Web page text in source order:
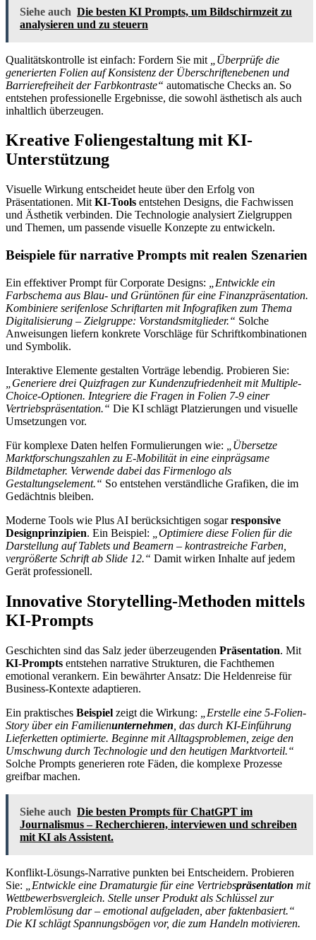
Siehe auch Die besten KI Prompts, um Bildschirmzeit zu
analysieren und zu steuern
Qualitätskontrolle ist einfach: Fordern Sie mit
„Überprüfe die
generierten Folien auf Konsistenz der Überschriftenebenen und
Barrierefreiheit der Farbkontraste“ automatische Checks an. So
entstehen professionelle Ergebnisse, die sowohl ästhetisch als auch
inhaltlich überzeugen.
Kreative Foliengestaltung mit KI-
Unterstützung
Visuelle Wirkung entscheidet heute über den Erfolg von
Präsentationen. Mit KI-Tools entstehen Designs, die Fachwissen
und Ästhetik verbinden. Die Technologie analysiert Zielgruppen
und Themen, um passende visuelle Konzepte zu entwickeln.
Beispiele für narrative Prompts mit realen Szenarien
Ein effektiver Prompt für Corporate Designs:
„Entwickle ein
Farbschema aus Blau- und Grüntönen für eine Finanzpräsentation.
Kombiniere serifenlose Schriftarten mit Infografiken zum Thema
Digitalisierung – Zielgruppe: Vorstandsmitglieder.“ Solche
Anweisungen liefern konkrete Vorschläge für Schriftkombinationen
und Symbolik.
Interaktive Elemente gestalten Vorträge lebendig. Probieren Sie:
„Generiere drei Quizfragen zur Kundenzufriedenheit mit Multiple-
Choice-Optionen. Integriere die Fragen in Folien 7-9 einer
Vertriebspräsentation.“ Die KI schlägt Platzierungen und visuelle
Umsetzungen vor.
Für komplexe Daten helfen Formulierungen wie:
„Übersetze
Marktforschungszahlen zu E-Mobilität in eine einprägsame
Bildmetapher. Verwende dabei das Firmenlogo als
Gestaltungselement.“ So entstehen verständliche Grafiken, die im
Gedächtnis bleiben.
Moderne Tools wie Plus AI berücksichtigen sogarresponsive
Designprinzipien. Ein Beispiel:
„Optimiere diese Folien für die
Darstellung auf Tablets und Beamern – kontrastreiche Farben,
vergrößerte Schrift ab Slide 12.“ Damit wirken Inhalte auf jedem
Gerät professionell.
Innovative Storytelling-Methoden mittels
KI-Prompts
Geschichten sind das Salz jeder überzeugenden Präsentation. Mit
KI-Prompts entstehen narrative Strukturen, die Fachthemen
emotional verankern. Ein bewährter Ansatz: Die Heldenreise für
Business-Kontexte adaptieren.
Ein praktisches Beispiel zeigt die Wirkung:
„Erstelle eine 5-Folien-
Story über ein Familienunternehmen , das durch KI-Einführung
Lieferketten optimierte. Beginne mit Alltagsproblemen, zeige den
Umschwung durch Technologie und den heutigen Marktvorteil.“
Solche Prompts generieren rote Fäden, die komplexe Prozesse
greifbar machen.
Siehe auch Die besten Prompts für ChatGPT im
Journalismus – Recherchieren, interviewen und schreiben
mit KI als Assistent.
Konflikt-Lösungs-Narrative punkten bei Entscheidern. Probieren
Sie:
„Entwickle eine Dramaturgie für eine Vertriebspräsentation mit
Wettbewerbsvergleich. Stelle unser Produkt als Schlüssel zur
Problemlösung dar – emotional aufgeladen, aber faktenbasiert.“
Die KI schlägt Spannungsbögen vor, die zum Handeln motivieren.